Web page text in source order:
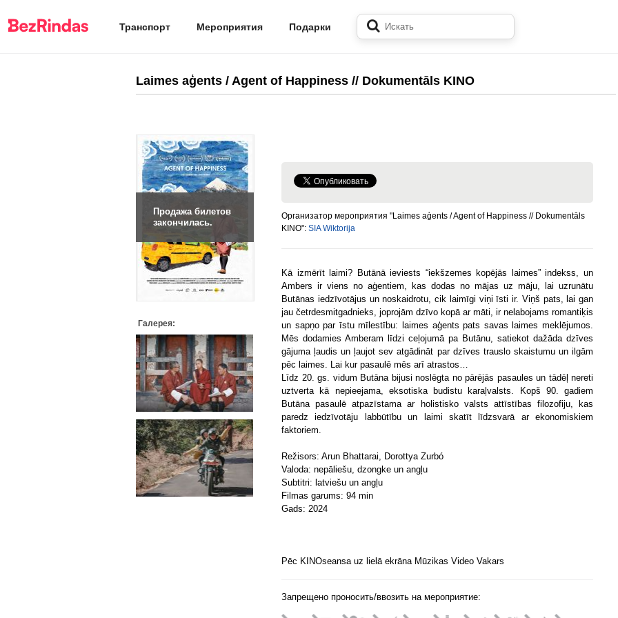
Транспорт Мероприятия Подарки
Laimes aģents / Agent of Happiness // Dokumentāls KINO
Продажа билетов
закончилась.
Галерея:
Организатор мероприятия "Laimes aģents / Agent of Happiness // Dokumentāls
KINO": SIA Wiktorija
Kā izmērīt laimi? Butānā ieviests “iekšzemes kopējās laimes” indekss, un
Ambers ir viens no aģentiem, kas dodas no mājas uz māju, lai uzrunātu
Butānas iedzīvotājus un noskaidrotu, cik laimīgi viņi īsti ir. Viņš pats, lai gan
jau četrdesmitgadnieks, joprojām dzīvo kopā ar māti, ir nelabojams romantiķis
un sapņo par īstu mīlestību: laimes aģents pats savas laimes meklējumos.
Mēs dodamies Amberam līdzi ceļojumā pa Butānu, satiekot dažāda dzīves
gājuma ļaudis un ļaujot sev atgādināt par dzīves trauslo skaistumu un ilgām
pēc laimes. Lai kur pasaulē mēs arī atrastos…
Līdz 20. gs. vidum Butāna bijusi noslēgta no pārējās pasaules un tādēļ nereti
uztverta kā nepieejama, eksotiska budistu karaļvalsts. Kopš 90. gadiem
Butāna pasaulē atpazīstama ar holistisko valsts attīstības filozofiju, kas
paredz iedzīvotāju labbūtību un laimi skatīt līdzsvarā ar ekonomiskiem
faktoriem.
Režisors: Arun Bhattarai, Dorottya Zurbó
Valoda: nepāliešu, dzongke un angļu
Subtitri: latviešu un angļu
Filmas garums: 94 min
Gads: 2024
Pēc KINOseansa uz lielā ekrāna Mūzikas Video Vakars
Запрещено проносить/ввозить на мероприятие: